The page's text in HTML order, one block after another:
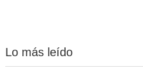
Lo más leído